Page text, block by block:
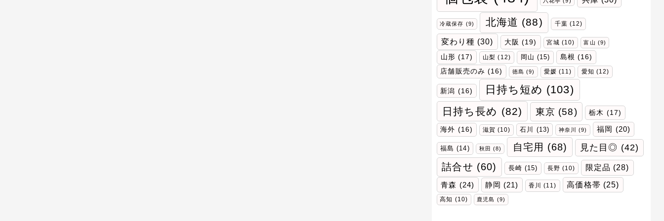
冷蔵保存 (9) 北海道 (88) 千葉 (12)
変わり種 (30) 大阪 (19) 宮城 (10) 富山 (9)
山形 (17) 山梨 (12) 岡山 (15) 島根 (16)
店舗販売のみ (16) 徳島 (9) 愛媛 (11) 愛知 (12)
新潟 (16) 日持ち短め (103)
日持ち長め (82) 東京 (58) 栃木 (17)
海外 (16) 滋賀 (10) 石川 (13) 神奈川 (9) 福岡 (20)
福島 (14) 秋田 (8) 自宅用 (68) 見た目◎ (42)
詰合せ (60) 長崎 (15) 長野 (10) 限定品 (28)
青森 (24) 静岡 (21) 香川 (11) 高価格帯 (25)
高知 (10) 鹿児島 (9)